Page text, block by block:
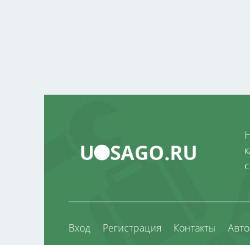
Вход Регистрация Контакты